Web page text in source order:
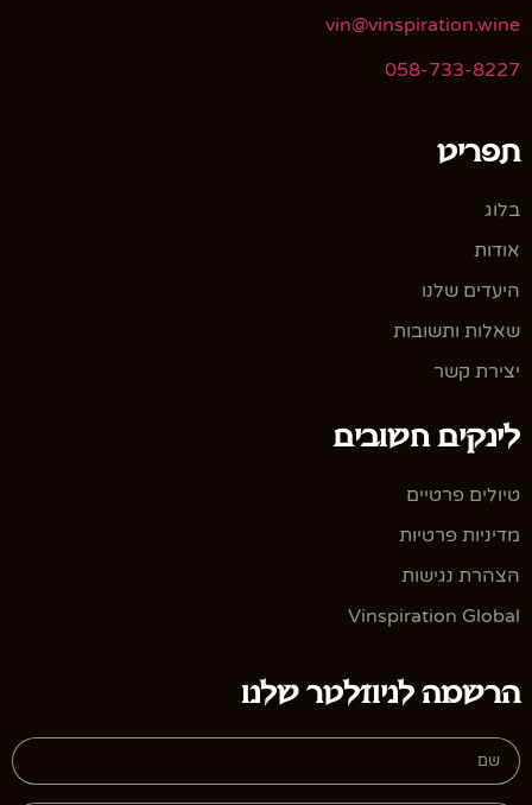
vin@vinspiration.wine
058-733-8227
תפריט
בלוג
אודות
היעדים שלנו
שאלות ותשובות
יצירת קשר
לינקים חשובים
טיולים פרטיים
מדיניות פרטיות
הצהרת נגישות
Vinspiration Global
הרשמה לניוזלטר שלנו